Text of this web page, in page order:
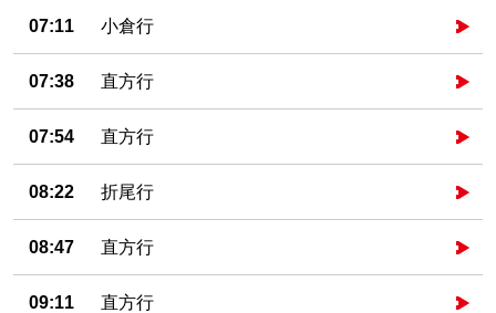
07:11 小倉行
07:38 直方行
07:54 直方行
08:22 折尾行
08:47 直方行
09:11 直方行